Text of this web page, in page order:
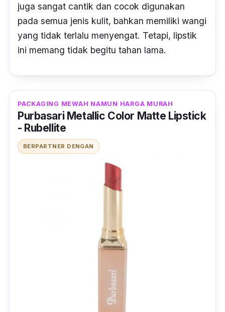
juga sangat cantik dan cocok digunakan
pada semua jenis kulit, bahkan memiliki wangi
yang tidak terlalu menyengat. Tetapi, lipstik
ini memang tidak begitu tahan lama.
PACKAGING MEWAH NAMUN HARGA MURAH
Purbasari Metallic Color Matte Lipstick
- Rubellite
BERPARTNER DENGAN